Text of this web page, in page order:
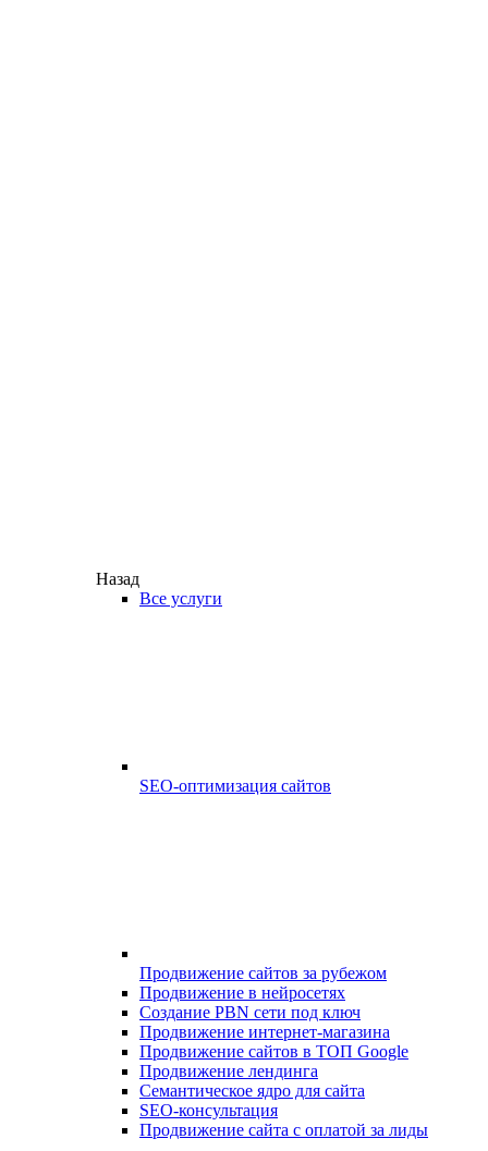
Назад
Все услуги
SEO-оптимизация сайтов
Продвижение сайтов за рубежом
Продвижение в нейросетях
Создание PBN сети под ключ
Продвижение интернет-магазина
Продвижение сайтов в ТОП Google
Продвижение лендинга
Семантическое ядро для сайта
SEO-консультация
Продвижение сайта с оплатой за лиды